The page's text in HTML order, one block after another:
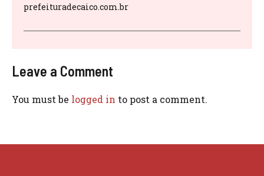
prefeituradecaico.com.br
Leave a Comment
You must be logged in to post a comment.